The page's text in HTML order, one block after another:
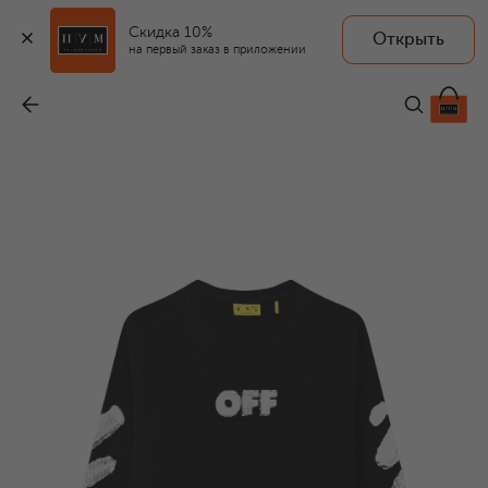
Скидка 10%
на первый заказ в приложении
Открыть
15 050 ₽